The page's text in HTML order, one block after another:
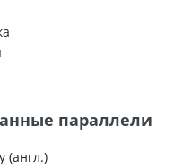
параллели
(англ.)